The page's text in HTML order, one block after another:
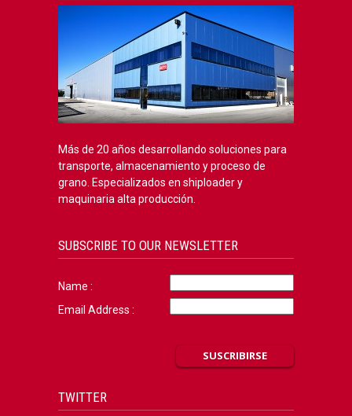
Más de 20 años desarrollando soluciones para
transporte, almacenamiento y proceso de
grano. Especializados en shiploader y
maquinaria alta producción.
SUBSCRIBE TO OUR NEWSLETTER
Name :
Email Address :
TWITTER